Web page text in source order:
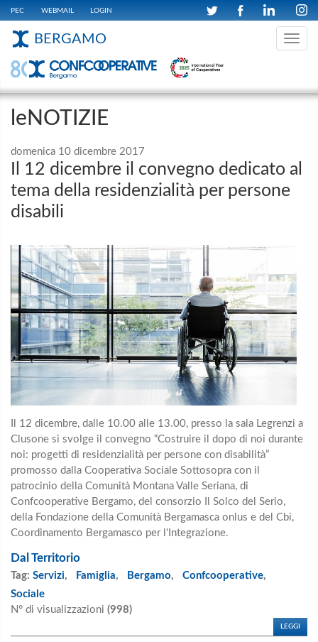
PEC WEBMAIL LOGIN
Toggle
BERGAMO
leNOTIZIE
domenica 10 dicembre 2017
Il 12 dicembre il convegno dedicato al
tema della residenzialità per persone
disabili
Il 12 dicembre, dalle 10.00 alle 13.00, presso la sala Legrenzi a
Clusone si svolge il convegno “Costruire il dopo di noi durante
noi: progetti di residenzialità per persone con disabilità”
promosso dalla Cooperativa Sociale Sottosopra con il
patrocinio della Comunità Montana Valle Seriana, di
Confcooperative Bergamo, del consorzio Il Solco del Serio,
della Fondazione della Comunità Bergamasca onlus e del Cbi,
Coordinamento Bergamasco per l'Integrazione.
Dal Territorio
Tag: Servizi, Famiglia, Bergamo, Confcooperative,
Sociale
N° di visualizzazioni (998)
LEGGI